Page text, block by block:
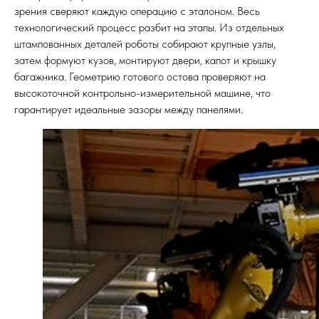
зрения сверяют каждую операцию с эталоном. Весь
технологический процесс разбит на этапы. Из отдельных
штампованных деталей роботы собирают крупные узлы,
затем формуют кузов, монтируют двери, капот и крышку
багажника. Геометрию готового остова проверяют на
высокоточной контрольно-измерительной машине, что
гарантирует идеальные зазоры между панелями.